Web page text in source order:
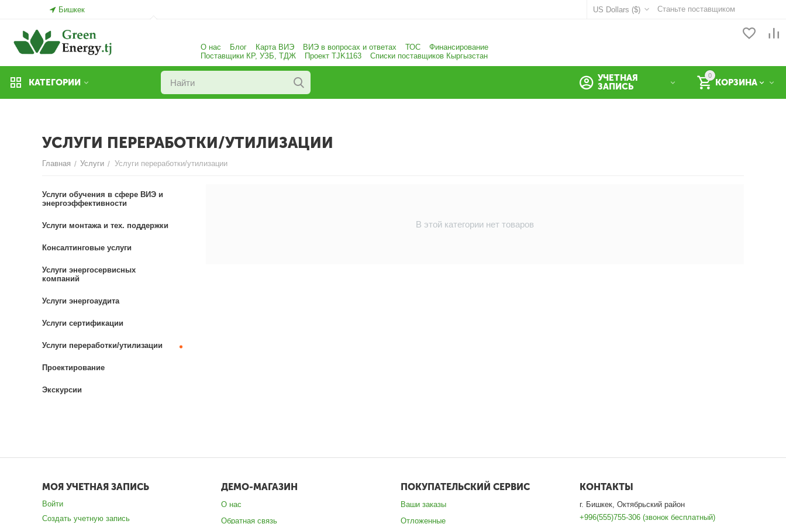
Бишкек Станьте поставщиком
US Dollars ($)
О нас Блог Карта ВИЭ ВИЭ в вопросах и ответах ТОС
Финансирование
Поставщики КР, УЗБ, ТДЖ
Проект TJK1163 Списки поставщиков Кыргызстан
КАТЕГОРИИ
0
КОРЗИНА
УЧЕТНАЯ
ЗАПИСЬ
УСЛУГИ ПЕРЕРАБОТКИ/УТИЛИЗАЦИИ
Главная / Услуги / Услуги переработки/утилизации
В этой категории нет товаров
Услуги обучения в сфере ВИЭ и
энергоэффективности
Услуги монтажа и тех. поддержки
Консалтинговые услуги
Услуги энергосервисных
компаний
Услуги энергоаудита
Услуги сертификации
Услуги переработки/утилизации
Проектирование
Экскурсии
МОЯ УЧЕТНАЯ ЗАПИСЬ
Войти
Создать учетную запись
ДЕМО-МАГАЗИН
О нас
Обратная связь
ПОКУПАТЕЛЬСКИЙ СЕРВИС
Ваши заказы
Отложенные
КОНТАКТЫ
г. Бишкек, Октябрьский район
+996(555)755-306 (звонок бесплатный)